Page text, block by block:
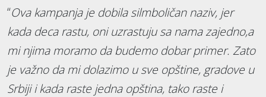
“Ova kampanja je dobila silmboličan naziv, jer
kada deca rastu, oni uzrastuju sa nama zajedno,a
mi njima moramo da budemo dobar primer. Zato
je važno da mi dolazimo u sve opštine, gradove u
Srbiji i kada raste jedna opština, tako raste i